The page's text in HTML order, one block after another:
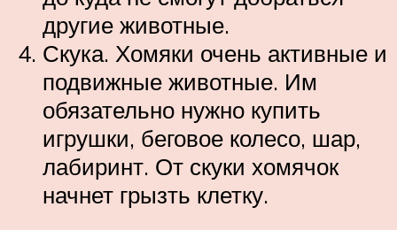
другие животные.
Скука. Хомяки очень активные и
подвижные животные. Им
обязательно нужно купить
игрушки, беговое колесо, шар,
лабиринт. От скуки хомячок
начнет грызть клетку.